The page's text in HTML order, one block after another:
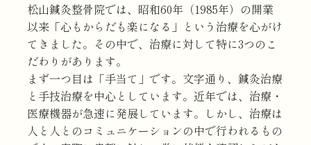
松山鍼灸整骨院では、昭和60年（1985年）の開業
以来「心もからだも楽になる」という治療を心がけ
てきました。その中で、治療に対して特に3つのこ
だわりがあります。
まず一つ目は「手当て」です。文字通り、鍼灸治療
と手技治療を中心としています。近年では、治療・
医療機器が急速に発展しています。しかし、治療は
人と人とのコミュニケーションの中で行われるもの